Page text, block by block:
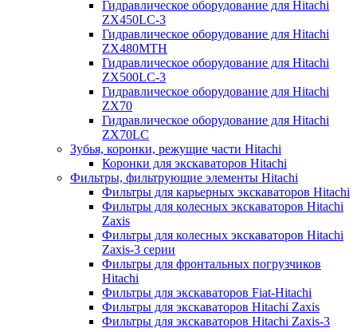
Гидравлическое оборудование для Hitachi
ZX450LC-3
Гидравлическое оборудование для Hitachi
ZX480MTH
Гидравлическое оборудование для Hitachi
ZX500LC-3
Гидравлическое оборудование для Hitachi
ZX70
Гидравлическое оборудование для Hitachi
ZX70LC
Зубья, коронки, режущие части Hitachi
Коронки для экскаваторов Hitachi
Фильтры, фильтрующие элементы Hitachi
Фильтры для карьерных экскаваторов Hitachi
Фильтры для колесных экскаваторов Hitachi
Zaxis
Фильтры для колесных экскаваторов Hitachi
Zaxis-3 серии
Фильтры для фронтальных погрузчиков
Hitachi
Фильтры для экскаваторов Fiat-Hitachi
Фильтры для экскаваторов Hitachi Zaxis
Фильтры для экскаваторов Hitachi Zaxis-3